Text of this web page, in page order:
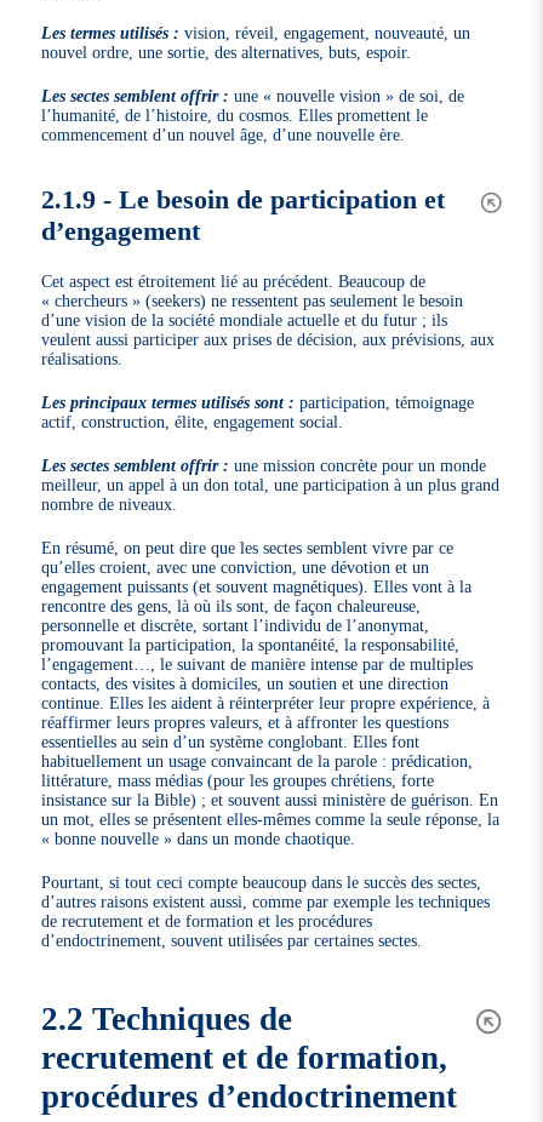
Les termes utilisés : vision, réveil, engagement, nouveauté, un
nouvel ordre, une sortie, des alternatives, buts, espoir.
Les sectes semblent offrir : une « nouvelle vision » de soi, de
l’humanité, de l’histoire, du cosmos. Elles promettent le
commencement d’un nouvel âge, d’une nouvelle ère.
2.1.9 - Le besoin de participation et
d’engagement
Cet aspect est étroitement lié au précédent. Beaucoup de
« chercheurs » (seekers) ne ressentent pas seulement le besoin
d’une vision de la société mondiale actuelle et du futur ; ils
veulent aussi participer aux prises de décision, aux prévisions, aux
réalisations.
Les principaux termes utilisés sont : participation, témoignage
actif, construction, élite, engagement social.
Les sectes semblent offrir : une mission concrète pour un monde
meilleur, un appel à un don total, une participation à un plus grand
nombre de niveaux.
En résumé, on peut dire que les sectes semblent vivre par ce
qu’elles croient, avec une conviction, une dévotion et un
engagement puissants (et souvent magnétiques). Elles vont à la
rencontre des gens, là où ils sont, de façon chaleureuse,
personnelle et discrète, sortant l’individu de l’anonymat,
promouvant la participation, la spontanéité, la responsabilité,
l’engagement…, le suivant de manière intense par de multiples
contacts, des visites à domiciles, un soutien et une direction
continue. Elles les aident à réinterpréter leur propre expérience, à
réaffirmer leurs propres valeurs, et à affronter les questions
essentielles au sein d’un système conglobant. Elles font
habituellement un usage convaincant de la parole : prédication,
littérature, mass médias (pour les groupes chrétiens, forte
insistance sur la Bible) ; et souvent aussi ministère de guérison. En
un mot, elles se présentent elles-mêmes comme la seule réponse, la
« bonne nouvelle » dans un monde chaotique.
Pourtant, si tout ceci compte beaucoup dans le succès des sectes,
d’autres raisons existent aussi, comme par exemple les techniques
de recrutement et de formation et les procédures
d’endoctrinement, souvent utilisées par certaines sectes.
2.2 Techniques de
recrutement et de formation,
procédures d’endoctrinement